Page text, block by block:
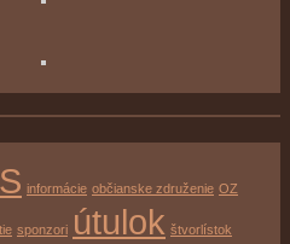
informácie občianske združenie OZ
sponzori útulok štvorlístok